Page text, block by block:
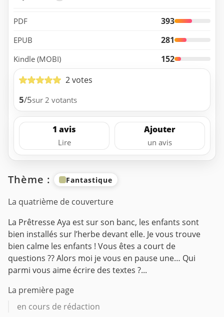
PDF 393
EPUB 281
Kindle (MOBI)
152
2 votes
5/5sur 2 votants
1 avis
Lire
Ajouter
un avis
Thème : Fantastique
La quatrième de couverture
La Prêtresse Aya est sur son banc, les enfants sont
bien installés sur l’herbe devant elle. Je vous trouve
bien calme les enfants ! Vous êtes a court de
questions ?? Alors moi je vous en pause une… Qui
parmi vous aime écrire des textes ?...
La première page
en cours de rédaction